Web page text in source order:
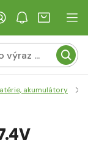
akumulátory